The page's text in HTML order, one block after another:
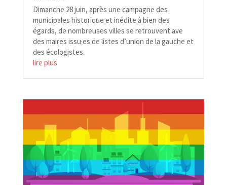
Dimanche 28 juin, après une campagne des
municipales historique et inédite à bien des
égards, de nombreuses villes se retrouvent ave
des maires issu·es de listes d’union de la gauche et
des écologistes.
lire plus